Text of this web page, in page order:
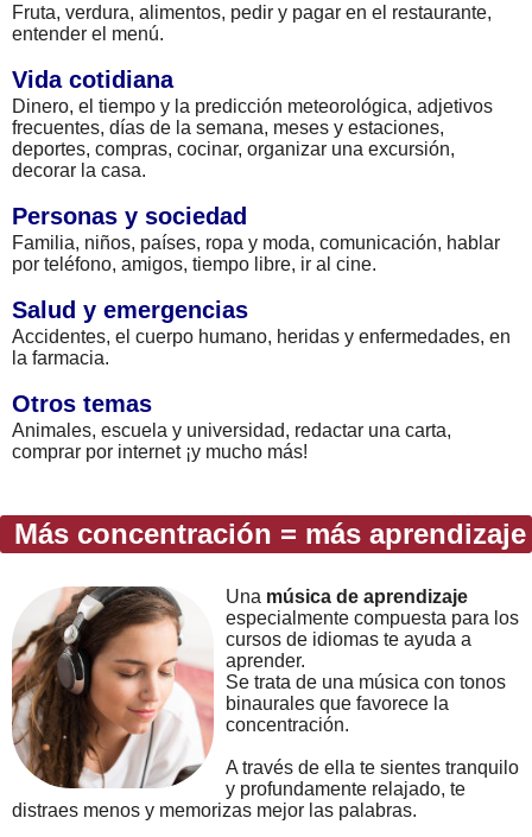
Fruta, verdura, alimentos, pedir y pagar en el restaurante,
entender el menú.
Vida cotidiana
Dinero, el tiempo y la predicción meteorológica, adjetivos
frecuentes, días de la semana, meses y estaciones,
deportes, compras, cocinar, organizar una excursión,
decorar la casa.
Personas y sociedad
Familia, niños, países, ropa y moda, comunicación, hablar
por teléfono, amigos, tiempo libre, ir al cine.
Salud y emergencias
Accidentes, el cuerpo humano, heridas y enfermedades, en
la farmacia.
Otros temas
Animales, escuela y universidad, redactar una carta,
comprar por internet ¡y mucho más!
Más concentración = más aprendizaje
Una música de aprendizaje
especialmente compuesta para los
cursos de idiomas te ayuda a
aprender.
Se trata de una música con tonos
binaurales que favorece la
concentración.
A través de ella te sientes tranquilo
y profundamente relajado, te
distraes menos y memorizas mejor las palabras.